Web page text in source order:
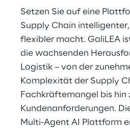
Setzen Sie auf eine
Supply Chain
flexibler macht. GaliLEA
die wachsenden
Logistik – von der
Komplexität der Supply
Fachkräftemangel bis hin
Kundenanforderungen.
Multi-Agent AI Plattform